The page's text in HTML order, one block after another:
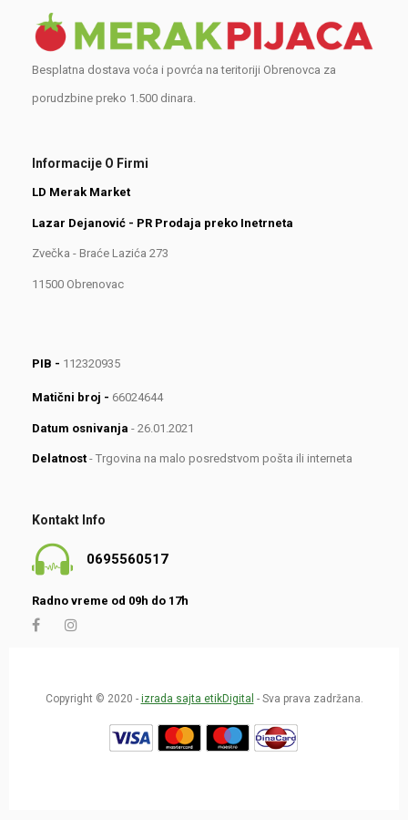
Besplatna dostava voća i povrća na teritoriji Obrenovca za
porudzbine preko 1.500 dinara.
Informacije O Firmi
LD Merak Market
Lazar Dejanović - PR Prodaja preko Inetrneta
Zvečka - Braće Lazića 273
11500 Obrenovac
PIB - 112320935
Matični broj - 66024644
Datum osnivanja - 26.01.2021
Delatnost - Trgovina na malo posredstvom pošta ili interneta
Kontakt Info
0695560517
Radno vreme od 09h do 17h
Copyright © 2020 - izrada sajta etikDigital - Sva prava zadržana.